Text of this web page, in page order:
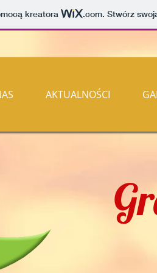
kreatora .com. Stwórz
AKTUALNOŚCI